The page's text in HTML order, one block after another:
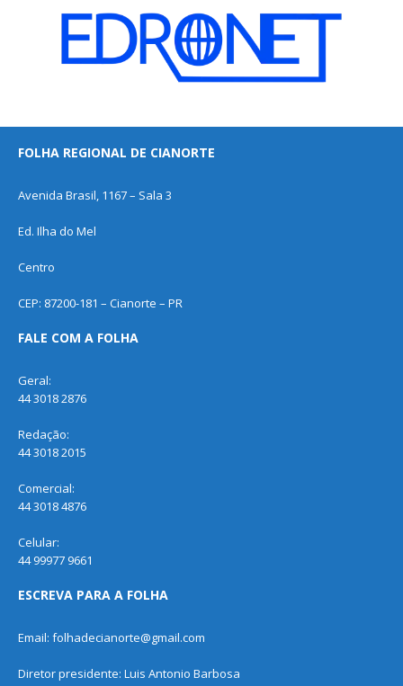
FOLHA REGIONAL DE CIANORTE
Avenida Brasil, 1167 – Sala 3
Ed. Ilha do Mel
Centro
CEP: 87200-181 – Cianorte – PR
FALE COM A FOLHA
Geral:
44 3018 2876
Redação:
44 3018 2015
Comercial:
44 3018 4876
Celular:
44 99977 9661
ESCREVA PARA A FOLHA
Email: folhadecianorte@gmail.com
Diretor presidente: Luis Antonio Barbosa